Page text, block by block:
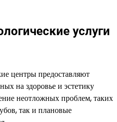
услуги
центры предоставляют
на здоровье и эстетику
неотложных проблем, таких
так и плановые